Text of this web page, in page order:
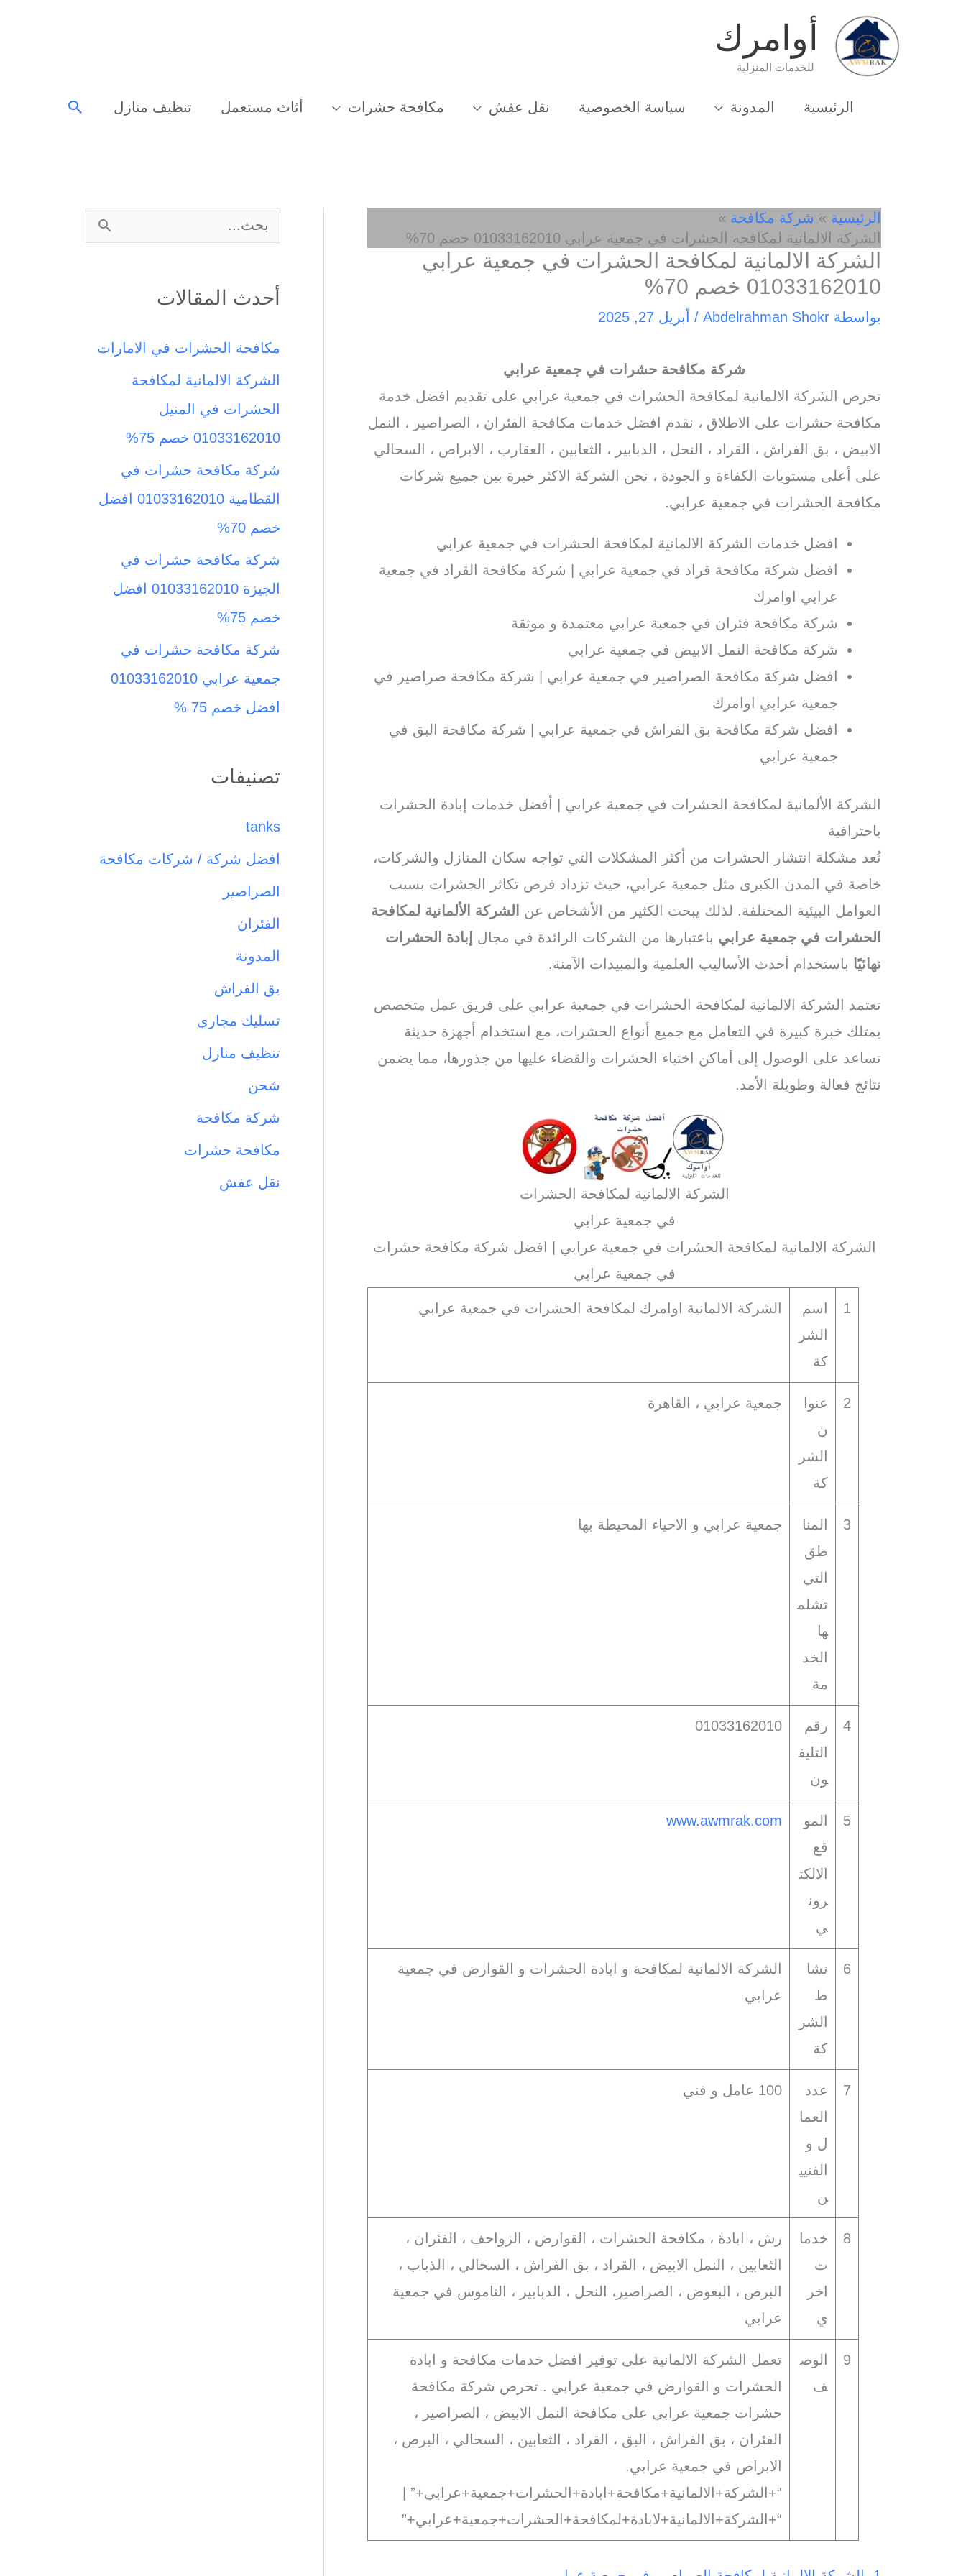
أوامرك
للخدمات المنزلية
الرئيسية المدونة سياسة الخصوصية نقل عفش مكافحة حشرات أثاث مستعمل تنظيف منازل البحث
الرئيسية
شركة مكافحة
الشركة الالمانية لمكافحة الحشرات في جمعية عرابي 01033162010 خصم 70%
الشركة الالمانية لمكافحة الحشرات في جمعية عرابي
01033162010 خصم 70%
بواسطة Abdelrahman Shokr
/ أبريل 27, 2025
شركة مكافحة حشرات في جمعية عرابي
تحرص الشركة الالمانية لمكافحة الحشرات في جمعية عرابي على تقديم افضل خدمة
مكافحة حشرات على الاطلاق ، نقدم افضل خدمات مكافحة الفئران ، الصراصير ، النمل
الابيض ، بق الفراش ، القراد ، النحل ، الدبابير ، الثعابين ، العقارب ، الابراص ، السحالي
على أعلى مستويات الكفاءة و الجودة ، نحن الشركة الاكثر خبرة بين جميع شركات
مكافحة الحشرات في جمعية عرابي.
افضل خدمات الشركة الالمانية لمكافحة الحشرات في جمعية عرابي
افضل شركة مكافحة قراد في جمعية عرابي | شركة مكافحة القراد في جمعية
عرابي اوامرك
شركة مكافحة فئران في جمعية عرابي معتمدة و موثقة
شركة مكافحة النمل الابيض في جمعية عرابي
افضل شركة مكافحة الصراصير في جمعية عرابي | شركة مكافحة صراصير في
جمعية عرابي اوامرك
افضل شركة مكافحة بق الفراش في جمعية عرابي | شركة مكافحة البق في
جمعية عرابي
الشركة الألمانية لمكافحة الحشرات في جمعية عرابي | أفضل خدمات إبادة الحشرات
باحترافية
تُعد مشكلة انتشار الحشرات من أكثر المشكلات التي تواجه سكان المنازل والشركات،
خاصة في المدن الكبرى مثل جمعية عرابي، حيث تزداد فرص تكاثر الحشرات بسبب
العوامل البيئية المختلفة. لذلك يبحث الكثير من الأشخاص عن
الشركة الألمانية لمكافحة
الحشرات في جمعية عرابي باعتبارها من الشركات الرائدة في مجال
إبادة الحشرات
نهائيًا باستخدام أحدث الأساليب العلمية والمبيدات الآمنة.
تعتمد الشركة الالمانية لمكافحة الحشرات في جمعية عرابي على فريق عمل متخصص
يمتلك خبرة كبيرة في التعامل مع جميع أنواع الحشرات، مع استخدام أجهزة حديثة
تساعد على الوصول إلى أماكن اختباء الحشرات والقضاء عليها من جذورها، مما يضمن
نتائج فعالة وطويلة الأمد.
الشركة الالمانية لمكافحة الحشرات
في جمعية عرابي
الشركة الالمانية لمكافحة الحشرات في جمعية عرابي | افضل شركة مكافحة حشرات
في جمعية عرابي
1
اسم
الشر
كة
الشركة الالمانية اوامرك لمكافحة الحشرات في جمعية عرابي
2
عنوا
ن
الشر
كة
جمعية عرابي ، القاهرة
3
المنا
طق
التي
تشلم
ها
الخد
مة
جمعية عرابي و الاحياء المحيطة بها
4
رقم
التليف
ون
01033162010
5
المو
قع
الالكت
رون
ي
www.awmrak.com
6
نشا
ط
الشر
كة
الشركة الالمانية لمكافحة و ابادة الحشرات و القوارض في جمعية
عرابي
7
عدد
العما
ل و
الفنيي
ن
100 عامل و فني
8
خدما
ت
اخر
ي
رش ، ابادة ، مكافحة الحشرات ، القوارض ، الزواحف ، الفئران ،
الثعابين ، النمل الابيض ، القراد ، بق الفراش ، السحالي ، الذباب ،
البرص ، البعوض ، الصراصير، النحل ، الدبابير ، الناموس في جمعية
عرابي
9
الوص
ف
تعمل الشركة الالمانية على توفير افضل خدمات مكافحة و ابادة
الحشرات و القوارض في جمعية عرابي . تحرص شركة مكافحة
حشرات جمعية عرابي على مكافحة النمل الابيض ، الصراصير ،
الفئران ، بق الفراش ، البق ، القراد ، الثعابين ، السحالي ، البرص ،
الابراص في جمعية عرابي.
“+الشركة+الالمانية+مكافحة+ابادة+الحشرات+جمعية+عرابي+” |
“+الشركة+الالمانية+لابادة+لمكافحة+الحشرات+جمعية+عرابي+”
ب
ث
ع
ن
:
أحدث المقالات
مكافحة الحشرات في الامارات
الشركة الالمانية لمكافحة
الحشرات في المنيل
01033162010 خصم 75%
شركة مكافحة حشرات في
القطامية 01033162010 افضل
خصم 70%
شركة مكافحة حشرات في
الجيزة 01033162010 افضل
خصم 75%
شركة مكافحة حشرات في
جمعية عرابي 01033162010
افضل خصم 75 %
تصنيفات
tanks
افضل شركة / شركات مكافحة
الصراصير
الفئران
المدونة
بق الفراش
تسليك مجاري
تنظيف منازل
شحن
شركة مكافحة
مكافحة حشرات
نقل عفش